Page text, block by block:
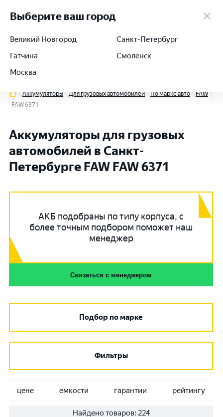
+7 (812) 564-54-91
Аккумуляторы Для грузовых автомобилей По марке авто
FAW
FAW 6371
Аккумуляторы для грузовых
автомобилей в Санкт-
Петербурге FAW FAW 6371
АКБ подобраны по типу корпуса, с
более точным подбором поможет наш
менеджер
Связаться с менеджером
Подбор по марке
Фильтры
цене емкости гарантии рейтингу
Найдено товаров: 224
Выберите ваш город
Великий Новгород
Гатчина
Москва
Санкт-Петербург
Смоленск